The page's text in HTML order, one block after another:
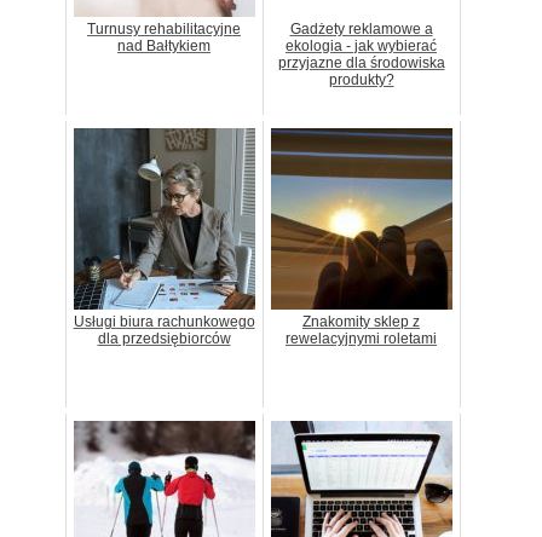
Turnusy rehabilitacyjne
nad Bałtykiem
Gadżety reklamowe a
ekologia - jak wybierać
przyjazne dla środowiska
produkty?
Usługi biura rachunkowego
dla przedsiębiorców
Znakomity sklep z
rewelacyjnymi roletami